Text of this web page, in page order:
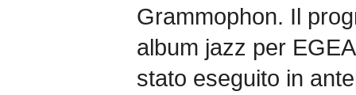
Grammophon. Il
album jazz per
stato eseguito in